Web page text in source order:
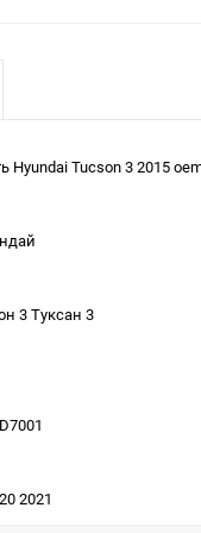
Tucson 3 2015
3 Туксан 3
2021